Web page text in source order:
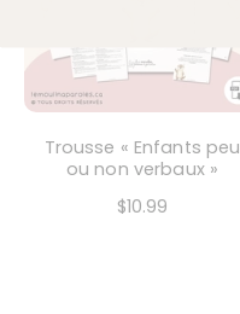
Trousse « Enfants peu
ou non verbaux »
$10.99